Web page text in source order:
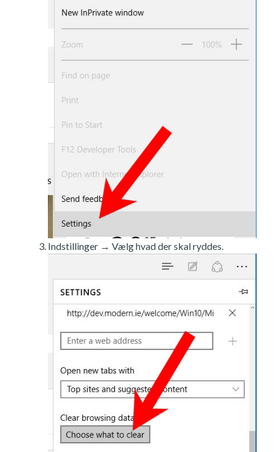
Indstillinger → Vælg hvad der skal ryddes.